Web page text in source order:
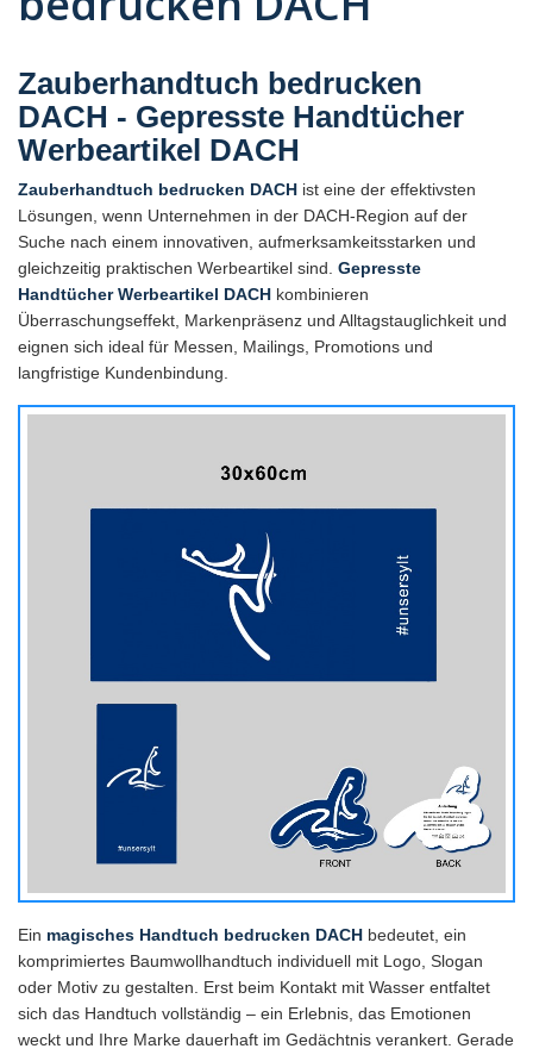
Zauberhandtuch bedrucken
DACH - Gepresste Handtücher
Werbeartikel DACH
Zauberhandtuch bedrucken DACH ist eine der effektivsten
Lösungen, wenn Unternehmen in der DACH-Region auf der
Suche nach einem innovativen, aufmerksamkeitsstarken und
gleichzeitig praktischen Werbeartikel sind. Gepresste
Handtücher Werbeartikel DACH kombinieren
Überraschungseffekt, Markenpräsenz und Alltagstauglichkeit und
eignen sich ideal für Messen, Mailings, Promotions und
langfristige Kundenbindung.
Ein magisches Handtuch bedrucken DACH bedeutet, ein
komprimiertes Baumwollhandtuch individuell mit Logo, Slogan
oder Motiv zu gestalten. Erst beim Kontakt mit Wasser entfaltet
sich das Handtuch vollständig – ein Erlebnis, das Emotionen
weckt und Ihre Marke dauerhaft im Gedächtnis verankert. Gerade